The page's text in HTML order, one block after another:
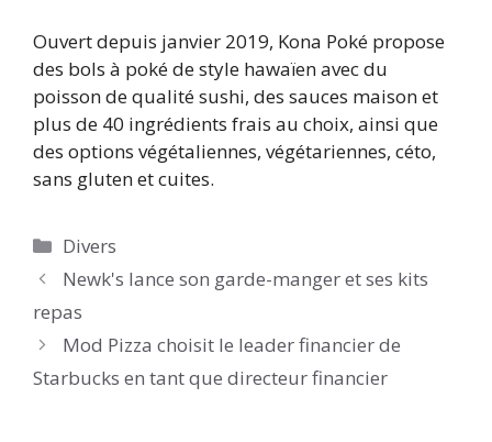
Ouvert depuis janvier 2019, Kona Poké propose
des bols à poké de style hawaïen avec du
poisson de qualité sushi, des sauces maison et
plus de 40 ingrédients frais au choix, ainsi que
des options végétaliennes, végétariennes, céto,
sans gluten et cuites.
Catégories
Divers
Newk's lance son garde-manger et ses kits
repas
Mod Pizza choisit le leader financier de
Starbucks en tant que directeur financier